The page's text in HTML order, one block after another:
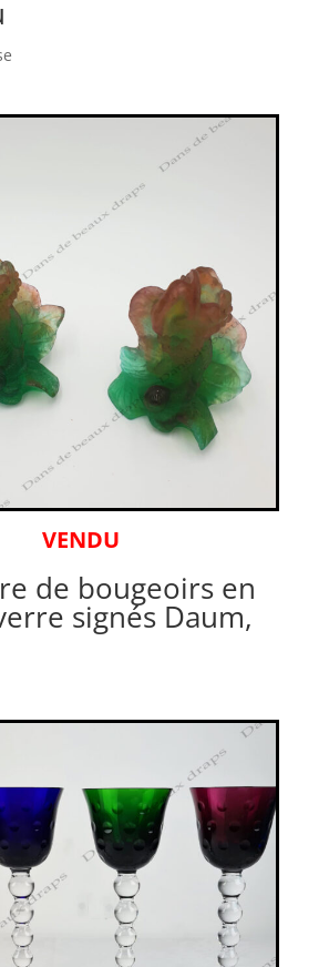
VENDU
de bougeoirs en
signés Daum,